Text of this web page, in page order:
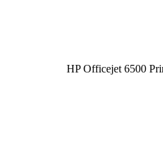
HP Officejet 6500